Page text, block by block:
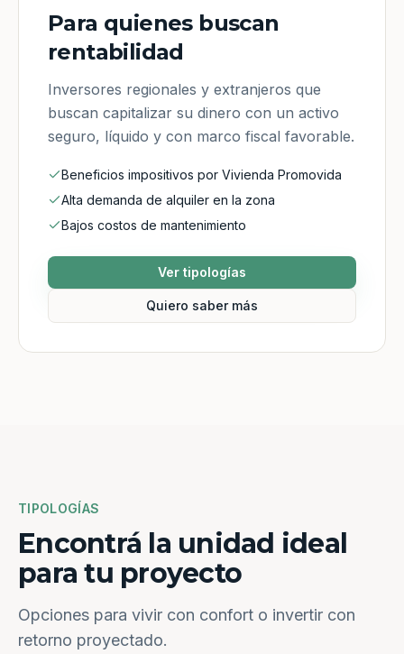
Para quienes buscan
rentabilidad
Inversores regionales y extranjeros que
buscan capitalizar su dinero con un activo
seguro, líquido y con marco fiscal favorable.
Beneficios impositivos por Vivienda Promovida
Alta demanda de alquiler en la zona
Bajos costos de mantenimiento
Ver tipologías
Quiero saber más
TIPOLOGÍAS
Encontrá la unidad ideal
para tu proyecto
Opciones para vivir con confort o invertir con
retorno proyectado.